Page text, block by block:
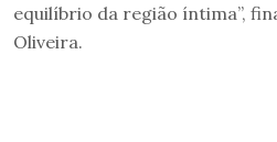
equilíbrio da região íntima”,
Oliveira.